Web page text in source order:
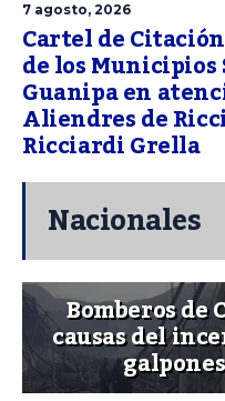
7 agosto, 2026
Cartel de
de los
Guanipa en
Aliendres de
Ricciardi Grella
Nacionales
Bomberos de
causas del